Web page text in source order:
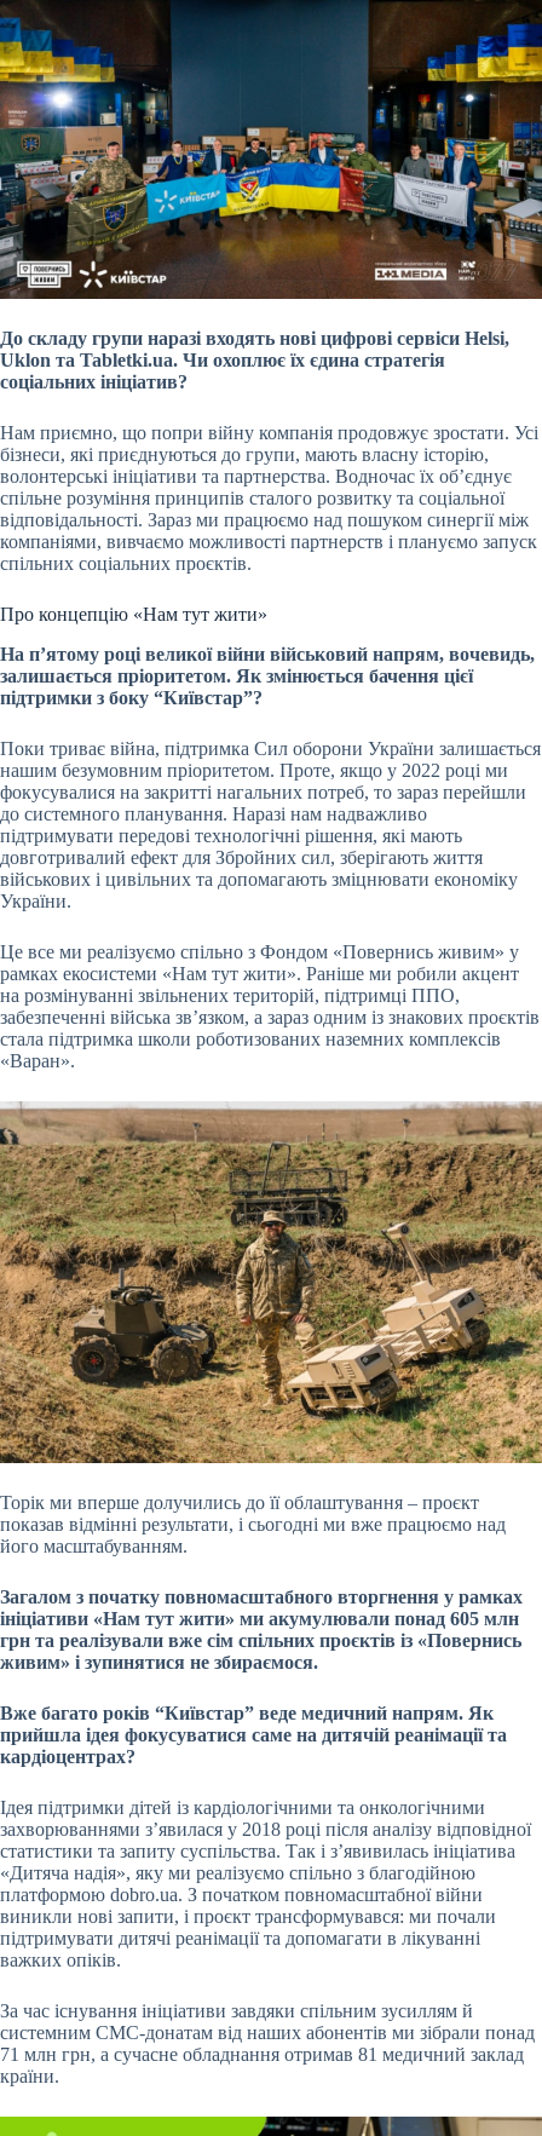
До складу групи наразі входять нові цифрові сервіси Helsi,
Uklon та Tabletki.ua. Чи охоплює їх єдина стратегія
соціальних ініціатив?
Нам приємно, що попри війну компанія продовжує зростати. Усі
бізнеси, які приєднуються до групи, мають власну історію,
волонтерські ініціативи та партнерства. Водночас їх об’єднує
спільне розуміння принципів сталого розвитку та соціальної
відповідальності. Зараз ми працюємо над пошуком синергії між
компаніями, вивчаємо можливості партнерств і плануємо запуск
спільних соціальних проєктів.
Про концепцію «Нам тут жити»
На п’ятому році великої війни військовий напрям, вочевидь,
залишається пріоритетом. Як змінюється бачення цієї
підтримки з боку “Київстар”?
Поки триває війна, підтримка Сил оборони України залишається
нашим безумовним пріоритетом. Проте, якщо у 2022 році ми
фокусувалися на закритті нагальних потреб, то зараз перейшли
до системного планування. Наразі нам надважливо
підтримувати передові технологічні рішення, які мають
довготривалий ефект для Збройних сил, зберігають життя
військових і цивільних та допомагають зміцнювати економіку
України.
Це все ми реалізуємо спільно з Фондом «Повернись живим» у
рамках екосистеми «Нам тут жити». Раніше ми робили акцент
на розмінуванні звільнених територій, підтримці ППО,
забезпеченні війська зв’язком, а зараз одним із знакових проєктів
стала підтримка школи роботизованих наземних комплексів
«Варан».
Торік ми вперше долучились до її облаштування – проєкт
показав відмінні результати, і сьогодні ми вже працюємо над
його масштабуванням.
Загалом з початку повномасштабного вторгнення у рамках
ініціативи «Нам тут жити» ми акумулювали понад 605 млн
грн та реалізували вже сім спільних проєктів із «Повернись
живим» і зупинятися не збираємося.
Вже багато років “Київстар” веде медичний напрям. Як
прийшла ідея фокусуватися саме на дитячій реанімації та
кардіоцентрах?
Ідея підтримки дітей із кардіологічними та онкологічними
захворюваннями з’явилася у 2018 році після аналізу відповідної
статистики та запиту суспільства. Так і з’явивилась ініціатива
«Дитяча надія», яку ми реалізуємо спільно з благодійною
платформою dobro.ua. З початком повномасштабної війни
виникли нові запити, і проєкт трансформувався: ми почали
підтримувати дитячі реанімації та допомагати в лікуванні
важких опіків.
За час існування ініціативи завдяки спільним зусиллям й
системним СМС-донатам від наших абонентів ми зібрали понад
71 млн грн, а сучасне обладнання отримав 81 медичний заклад
країни.